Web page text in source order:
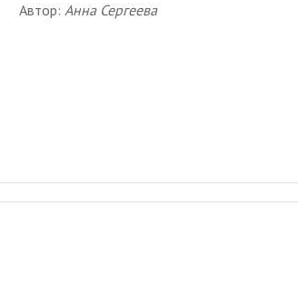
Автор: Анна Сергеева